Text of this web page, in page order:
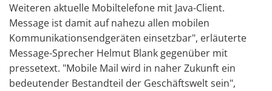
Weiteren aktuelle Mobiltelefone mit Java-Client.
Message ist damit auf nahezu allen mobilen
Kommunikationsendgeräten einsetzbar", erläuterte
Message-Sprecher Helmut Blank gegenüber mit
pressetext. "Mobile Mail wird in naher Zukunft ein
bedeutender Bestandteil der Geschäftswelt sein",